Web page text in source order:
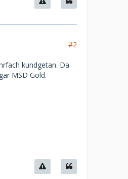
#2
kundgetan. Da
MSD Gold.